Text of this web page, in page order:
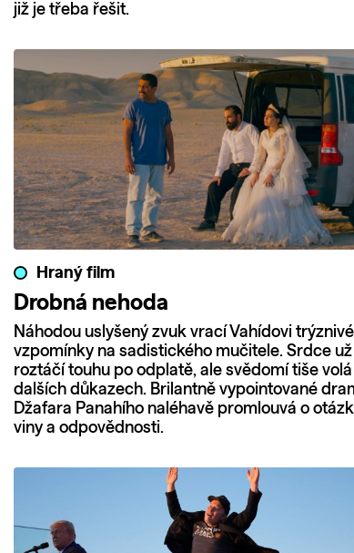
již je třeba řešit.
Hraný film
Drobná nehoda
Náhodou uslyšený zvuk vrací Vahídovi trýznivé
vzpomínky na sadistického mučitele. Srdce už
roztáčí touhu po odplatě, ale svědomí tiše
dalších důkazech. Brilantně vypointované
Džafara Panahího naléhavě promlouvá o
viny a odpovědnosti.